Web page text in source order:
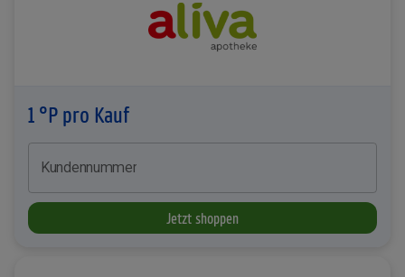
1 °P pro Kauf
Kundennummer
Jetzt shoppen